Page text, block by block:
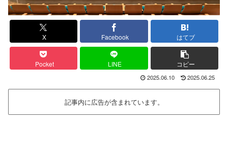
X Facebook はてブ
Pocket LINE コピー
2025.06.10 2025.06.25
記事内に広告が含まれています。